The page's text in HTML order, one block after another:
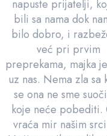
napuste prijatelji,
bili sa nama dok
bilo dobro, i
već pri prvim
preprekama, majka
uz nas. Nema zla sa
se ona ne sme
koje neće pobediti.
vraća mir našim